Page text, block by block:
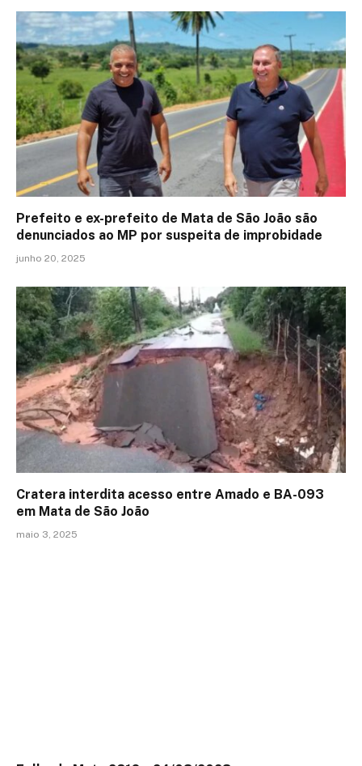
Prefeito e ex-prefeito de Mata de São João são
denunciados ao MP por suspeita de improbidade
junho 20, 2025
Cratera interdita acesso entre Amado e BA-093
em Mata de São João
maio 3, 2025